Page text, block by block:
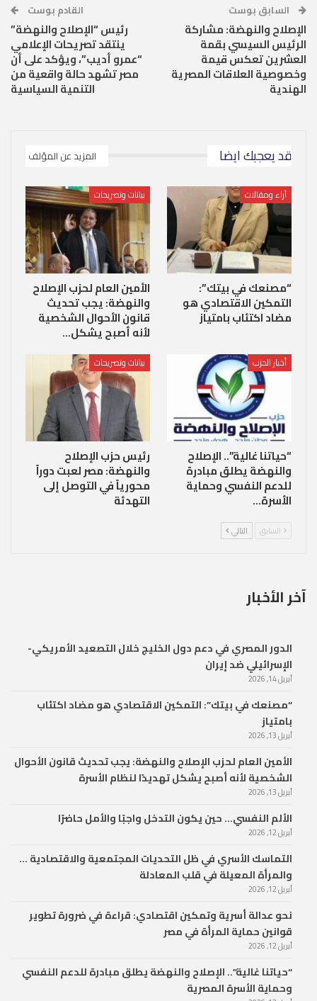
السابق بوست
الإصلاح والنهضة: مشاركة
الرئيس السيسي بقمة
العشرين تعكس قيمة
وخصوصية العلاقات المصرية
الهندية
القادم بوست
رئيس “الإصلاح والنهضة”
ينتقد تصريحات الإعلامي
“عمرو أديب”، ويؤكد على أن
مصر تشهد حالة واقعية من
التنمية السياسية
قد يعجبك ايضا المزيد عن المؤلف
آراء ومقالات
“مصنعك في بيتك”:
التمكين الاقتصادي هو
مضاد اكتئاب بامتياز
بيانات وتصريحات
الأمين العام لحزب الإصلاح
والنهضة: يجب تحديث
قانون الأحوال الشخصية
لأنه أصبح يشكل…
أخبار الحزب
“حياتنا غالية”.. الإصلاح
والنهضة يطلق مبادرة
للدعم النفسي وحماية
الأسرة…
بيانات وتصريحات
رئيس حزب الإصلاح
والنهضة: مصر لعبت دوراً
محورياً في التوصل إلى
التهدئة
السابق التالي
آخر الأخبار
الدور المصري في دعم دول الخليج خلال التصعيد الأمريكي-
الإسرائيلي ضد إيران
أبريل 14, 2026
“مصنعك في بيتك”: التمكين الاقتصادي هو مضاد اكتئاب
بامتياز
أبريل 13, 2026
الأمين العام لحزب الإصلاح والنهضة: يجب تحديث قانون الأحوال
الشخصية لأنه أصبح يشكل تهديدًا لنظام الأسرة
أبريل 13, 2026
الألم النفسي… حين يكون التدخل واجبًا والأمل حاضرًا
أبريل 12, 2026
التماسك الأسري في ظل التحديات المجتمعية والاقتصادية …
والمرأة المعيلة في قلب المعادلة
أبريل 12, 2026
نحو عدالة أسرية وتمكين اقتصادي: قراءة في ضرورة تطوير
قوانين حماية المرأة في مصر
أبريل 12, 2026
“حياتنا غالية”.. الإصلاح والنهضة يطلق مبادرة للدعم النفسي
وحماية الأسرة المصرية